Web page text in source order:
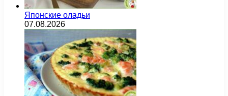
Японские оладьи
07.08.2026